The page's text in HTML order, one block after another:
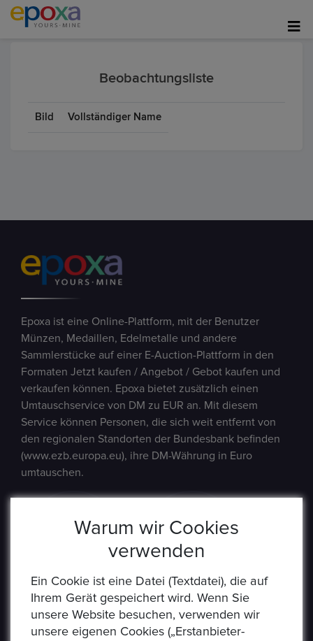
Beobachtungsliste
Bild Vollständiger Name
Epoxa ist eine Online-Plattform, mit der Benutzer
Münzen, Medaillen, Edelmetalle und andere
Sammlerstücke auf einer E-Auction-Plattform in den
Formaten Jetzt kaufen / Angebot / Gebot kaufen und
verkaufen können. Epoxa bietet zusätzlich einen
Umtauschservice von DM zu EUR an. Mit diesem
Service können Personen, die sich weit entfernt von
den regionalen Standorten der Bundesbank befinden
(www.ezb.europa.eu), ihre DM-Währung in Euro
umtauschen.
Warum wir Cookies
verwenden
Ein Cookie ist eine Datei (Textdatei), die auf
Ihrem Gerät gespeichert wird. Wenn Sie
unsere Website besuchen, verwenden wir
unsere eigenen Cookies („Erstanbieter-